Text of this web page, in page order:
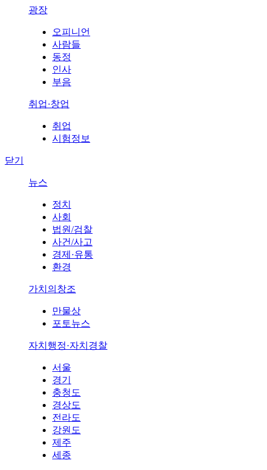
광장
오피니언
사람들
동정
인사
부음
취업·창업
취업
시험정보
닫기
뉴스
정치
사회
법원/검찰
사건/사고
경제·유통
환경
가치의창조
만물상
포토뉴스
자치행정·자치경찰
서울
경기
충청도
경상도
전라도
강원도
제주
세종